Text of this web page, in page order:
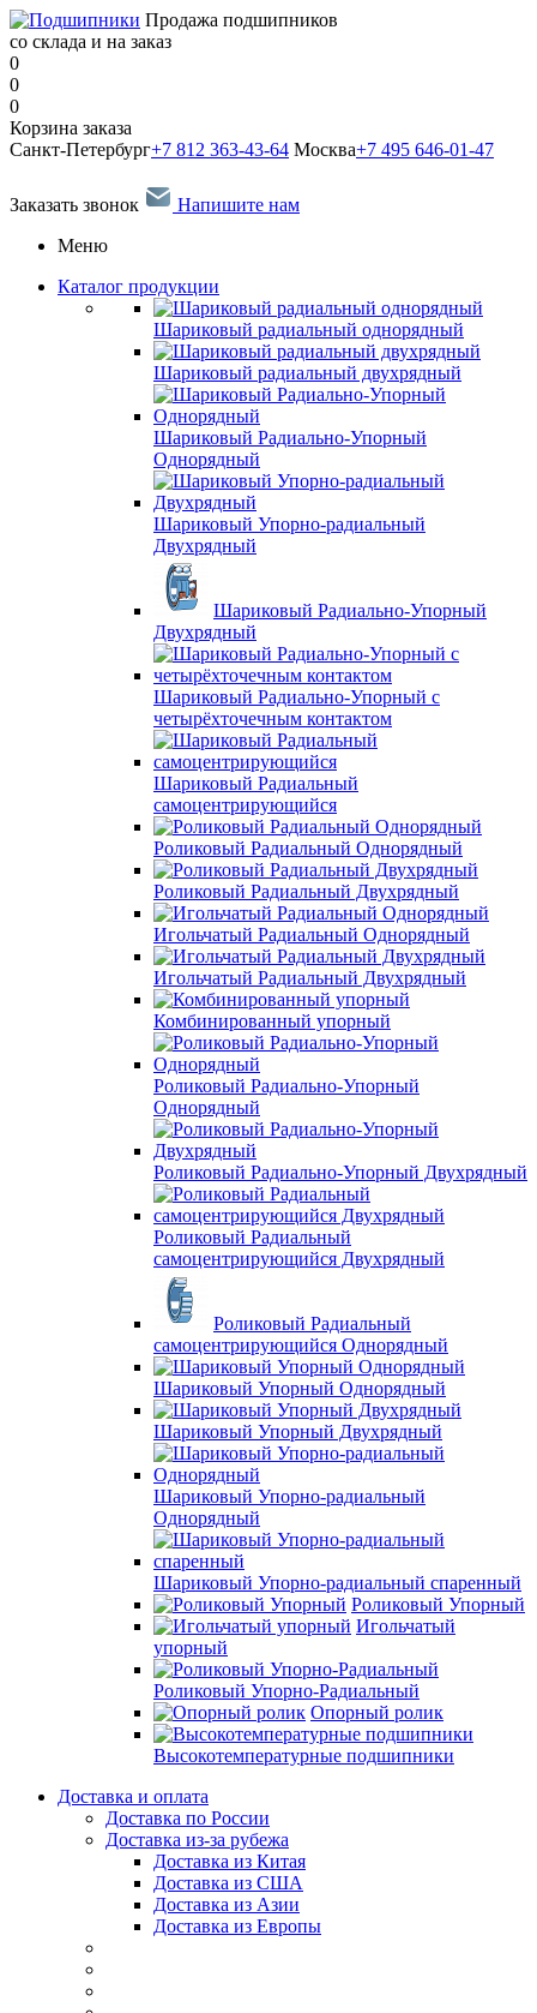
Продажа подшипников
со склада и на заказ
0
0
0
Корзина заказа
Санкт-Петербург+7 812 363-43-64 Москва+7 495 646-01-47
Заказать звонок
Напишите нам
Меню
Каталог продукции
Шариковый радиальный однорядный
Шариковый радиальный двухрядный
Шариковый Радиально-Упорный
Однорядный
Шариковый Упорно-радиальный
Двухрядный
Шариковый Радиально-Упорный
Двухрядный
Шариковый Радиально-Упорный с
четырёхточечным контактом
Шариковый Радиальный
самоцентрирующийся
Роликовый Радиальный Однорядный
Роликовый Радиальный Двухрядный
Игольчатый Радиальный Однорядный
Игольчатый Радиальный Двухрядный
Комбинированный упорный
Роликовый Радиально-Упорный
Однорядный
Роликовый Радиально-Упорный Двухрядный
Роликовый Радиальный
самоцентрирующийся Двухрядный
Роликовый Радиальный
самоцентрирующийся Однорядный
Шариковый Упорный Однорядный
Шариковый Упорный Двухрядный
Шариковый Упорно-радиальный
Однорядный
Шариковый Упорно-радиальный спаренный
Роликовый Упорный
Игольчатый
упорный
Роликовый Упорно-Радиальный
Опорный ролик
Высокотемпературные подшипники
Доставка и оплата
Доставка по России
Доставка из-за рубежа
Доставка из Китая
Доставка из США
Доставка из Азии
Доставка из Европы